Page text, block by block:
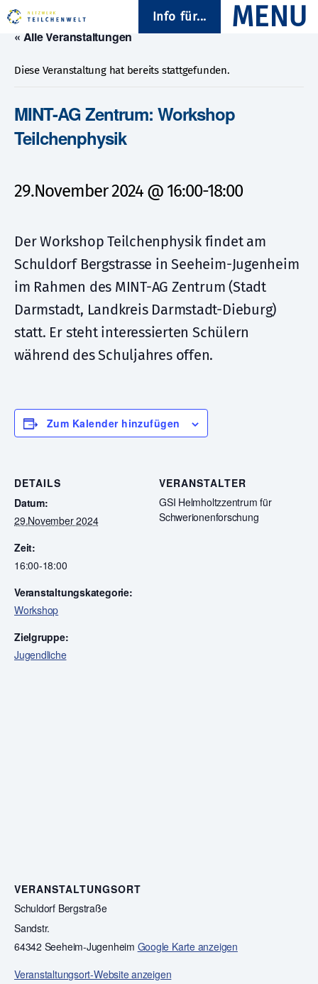
Info für...
« Alle Veranstaltungen
Diese Veranstaltung hat bereits stattgefunden.
MINT-AG Zentrum: Workshop
Teilchenphysik
29.November 2024 @ 16:00-18:00
Der Workshop Teilchenphysik findet am
Schuldorf Bergstrasse in Seeheim-Jugenheim
im Rahmen des MINT-AG Zentrum (Stadt
Darmstadt, Landkreis Darmstadt-Dieburg)
statt. Er steht interessierten Schülern
während des Schuljahres offen.
Zum Kalender hinzufügen
DETAILS
Datum:
29.November 2024
Zeit:
16:00-18:00
Veranstaltungskategorie:
Workshop
Zielgruppe:
Jugendliche
VERANSTALTER
GSI Helmholtzzentrum für
Schwerionenforschung
VERANSTALTUNGSORT
Schuldorf Bergstraße
Sandstr.
64342 Seeheim-Jugenheim Google Karte anzeigen
Veranstaltungsort-Website anzeigen